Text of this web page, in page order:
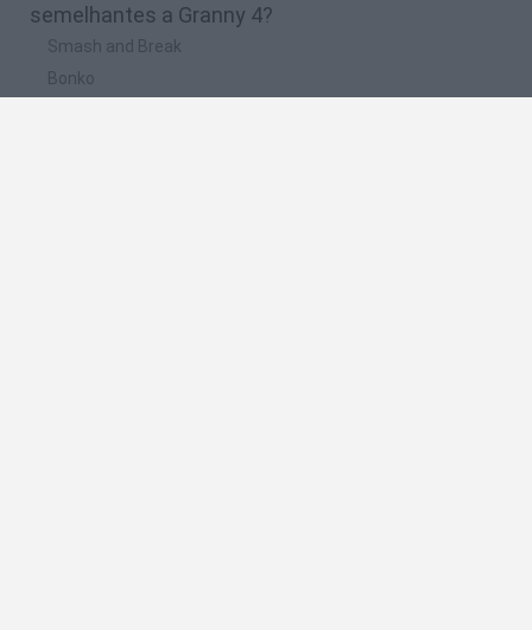
semelhantes a Granny 4?
Smash and Break
Bonko